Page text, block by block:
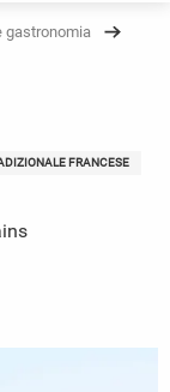
gastronomia
FRANCESE